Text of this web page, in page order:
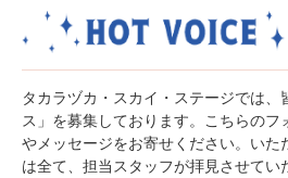
タカラヅカ・スカイ・ステージでは、
ス」を募集しております。こちらのフ
やメッセージをお寄せください。いた
は全て、担当スタッフが拝見させてい